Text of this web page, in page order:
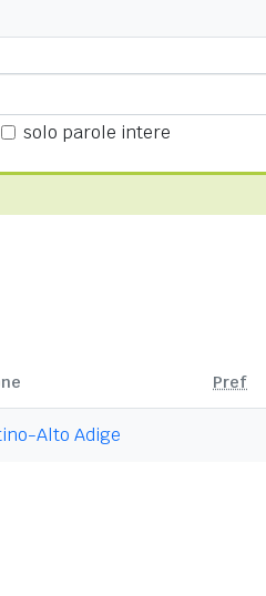
solo parole intere
Pref
Alto Adige